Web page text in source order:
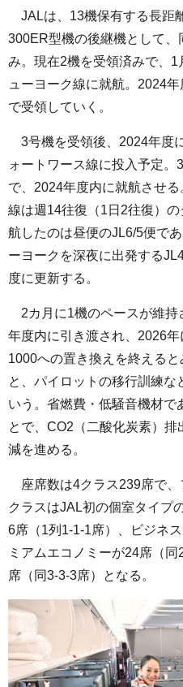
JALは、13機保有する長距
300ER型機の後継機として
み。現在2機を受領済みで、
ューヨーク線に就航。2024
で受領していく。
3号機を受領後、2024年度
ォートワース線に投入予定
で、2024年度内に就航させ
線は週14往復（1日2往復）
航したのは昼便のJL6/5便で
ーヨークを深夜に出発する
度に更新する。
2カ月に1機のペースが維持
年度内に引き渡され、2026
1000への置き換えを終える
と、パイロットの移行訓練な
いう。省燃費・低騒音機材で
とで、CO2（二酸化炭素）
減を進める。
座席数は4クラス239席で、
クラスはJAL初の個室タイプ
6席（1列1-1-1席）、ビジネ
ミアムエコノミーが24席（
席（同3-3-3席）となる。